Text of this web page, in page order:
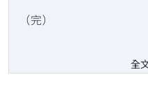
（完）
全